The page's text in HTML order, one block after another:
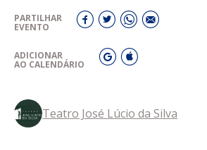
PARTILHAR
EVENTO
ADICIONAR
AO CALENDÁRIO
Teatro José Lúcio da Silva